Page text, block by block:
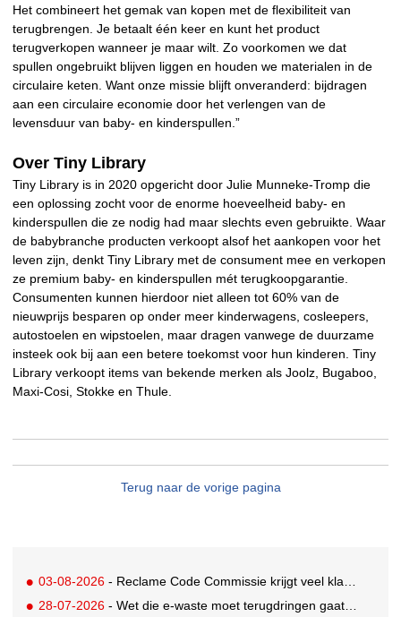
Het combineert het gemak van kopen met de flexibiliteit van
terugbrengen. Je betaalt één keer en kunt het product
terugverkopen wanneer je maar wilt. Zo voorkomen we dat
spullen ongebruikt blijven liggen en houden we materialen in de
circulaire keten. Want onze missie blijft onveranderd: bijdragen
aan een circulaire economie door het verlengen van de
levensduur van baby- en kinderspullen.”
Over Tiny Library
Tiny Library is in 2020 opgericht door Julie Munneke-Tromp die
een oplossing zocht voor de enorme hoeveelheid baby- en
kinderspullen die ze nodig had maar slechts even gebruikte. Waar
de babybranche producten verkoopt alsof het aankopen voor het
leven zijn, denkt Tiny Library met de consument mee en verkopen
ze premium baby- en kinderspullen mét terugkoopgarantie.
Consumenten kunnen hierdoor niet alleen tot 60% van de
nieuwprijs besparen op onder meer kinderwagens, cosleepers,
autostoelen en wipstoelen, maar dragen vanwege de duurzame
insteek ook bij aan een betere toekomst voor hun kinderen. Tiny
Library verkoopt items van bekende merken als Joolz, Bugaboo,
Maxi-Cosi, Stokke en Thule.
Terug naar de vorige pagina
03-08-2026 - Reclame Code Commissie krijgt veel klachten over duurzaamheidsclaims
28-07-2026 - Wet die e-waste moet terugdringen gaat in, maar veel Nederlanders hebben er nog nooit van gehoord